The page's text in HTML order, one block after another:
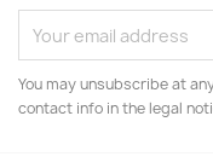
You may unsubscribe at
contact info in the legal